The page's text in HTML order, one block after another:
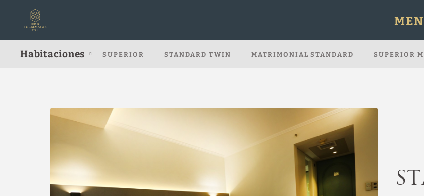
Standard del Hotel Torremayor Lyon en Santiago de Chile. Web Oficial.
Habitaciones SUPERIOR STANDARD TWIN MATRIMONIAL STANDARD SUPERIOR